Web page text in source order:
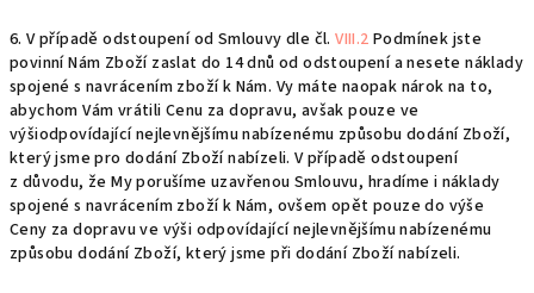
6. V případě odstoupení od Smlouvy dle čl.VIII.2 Podmínek jste
povinní Nám Zboží zaslat do 14 dnů od odstoupení a nesete náklady
spojené s navrácením zboží k Nám. Vy máte naopak nárok na to,
abychom Vám vrátili Cenu za dopravu, avšak pouze ve
výšiodpovídající nejlevnějšímu nabízenému způsobu dodání Zboží,
který jsme pro dodání Zboží nabízeli. V případě odstoupení
z důvodu, že My porušíme uzavřenou Smlouvu, hradíme i náklady
spojené s navrácením zboží k Nám, ovšem opět pouze do výše
Ceny za dopravu ve výši odpovídající nejlevnějšímu nabízenému
způsobu dodání Zboží, který jsme při dodání Zboží nabízeli.